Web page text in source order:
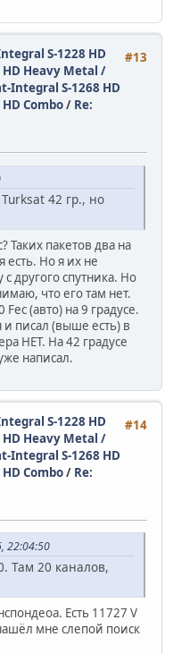
#13
S-1228 HD
Heavy Metal /
Integral S-1268 HD
Combo/ Re:
42 гр., но
Таких пакетов два на
есть. Но я их не
другого спутника. Но
что его там нет.
(авто) на 9 градусе.
и писал (выше есть) в
НЕТ. На 42 градусе
написал.
#14
S-1228 HD
Heavy Metal /
Integral S-1268 HD
Combo/ Re:
22:04:50
Там 20 каналов,
Есть 11727 V
мне слепой поиск